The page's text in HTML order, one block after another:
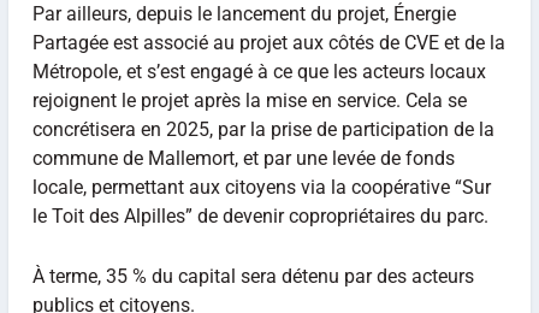
Par ailleurs, depuis le lancement du projet, Énergie
Partagée est associé au projet aux côtés de CVE et de la
Métropole, et s’est engagé à ce que les acteurs locaux
rejoignent le projet après la mise en service. Cela se
concrétisera en 2025, par la prise de participation de la
commune de Mallemort, et par une levée de fonds
locale, permettant aux citoyens via la coopérative “Sur
le Toit des Alpilles” de devenir copropriétaires du parc.
À terme, 35 % du capital sera détenu par des acteurs
publics et citoyens.